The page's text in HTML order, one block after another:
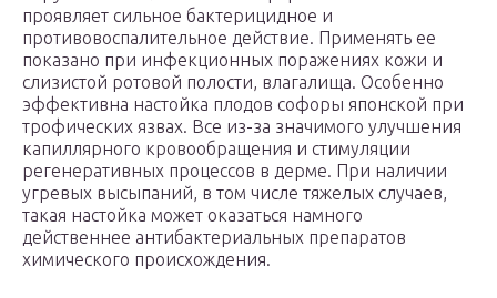
проявляет сильное бактерицидное и
противовоспалительное действие. Применять ее
показано при инфекционных поражениях кожи и
слизистой ротовой полости, влагалища. Особенно
эффективна настойка плодов софоры японской при
трофических язвах. Все из-за значимого улучшения
капиллярного кровообращения и стимуляции
регенеративных процессов в дерме. При наличии
угревых высыпаний, в том числе тяжелых случаев,
такая настойка может оказаться намного
действеннее антибактериальных препаратов
химического происхождения.